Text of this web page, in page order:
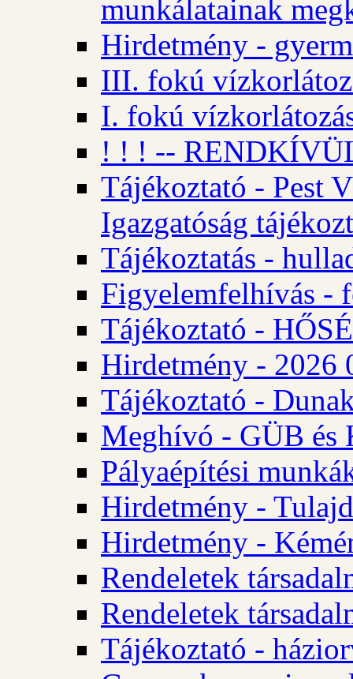
munkálatainak
Hirdetmény -
III. fokú
I. fokú
! ! ! --
Tájékoztató - Pest
Igazgatóság
Tájékoztatás -
Figyelemfelhívás -
Tájékoztató -
Hirdetmény - 2026
Tájékoztató -
Meghívó - GÜB és
Pályaépítési
Hirdetmény -
Hirdetmény -
Rendeletek
Rendeletek
Tájékoztató -